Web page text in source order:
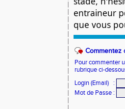
entraineur
que vous
Commentez
Pour commenter
rubrique ci-
Login (Email)
:
Mot de Passe :